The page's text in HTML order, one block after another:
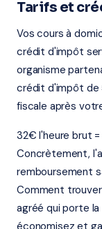
Tarifs et
Vos cours à
crédit d'impôt
organisme
crédit d'impôt de
fiscale après
32€ l'heure brut
Concrètement,
remboursement
Comment trouver
agréé qui porte
économisez et